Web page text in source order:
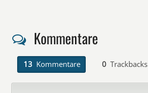
Kommentare
13 Kommentare 0 Trackbacks